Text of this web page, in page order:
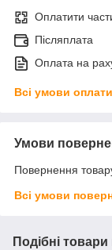
Оплатити
Післяплата
Оплата на
Всі умови оплати
Умови
Повернення
Всі умови
Подібні товари